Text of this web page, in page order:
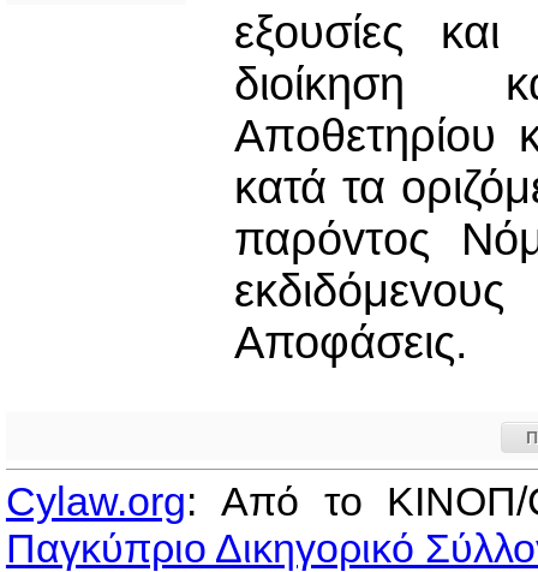
εξουσίες
διοίκηση
Απoθετηρίoυ
κατά τα
παρόvτoς
Αποφάσεις.
Cylaw.org: Από το
Παγκύπριο Δικηγορικό